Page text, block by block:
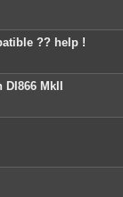
?? help !
MkII